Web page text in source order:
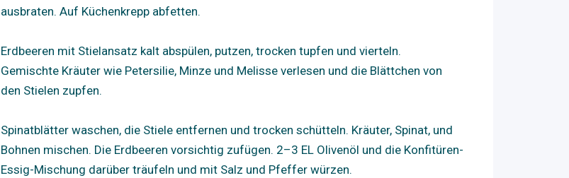
ausbraten. Auf Küchenkrepp abfetten.
Erdbeeren mit Stielansatz kalt abspülen, putzen, trocken tupfen und vierteln.
Gemischte Kräuter wie Petersilie, Minze und Melisse verlesen und die Blättchen von
den Stielen zupfen.
Spinatblätter waschen, die Stiele entfernen und trocken schütteln. Kräuter, Spinat, und
Bohnen mischen. Die Erdbeeren vorsichtig zufügen. 2–3 EL Olivenöl und die Konfitüren-
Essig-Mischung darüber träufeln und mit Salz und Pfeffer würzen.